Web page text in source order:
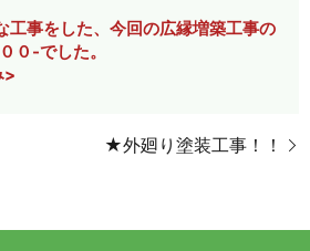
工事をした、今回の広縁増築工事の
０-でした。
>
★外廻り塗装工事！！